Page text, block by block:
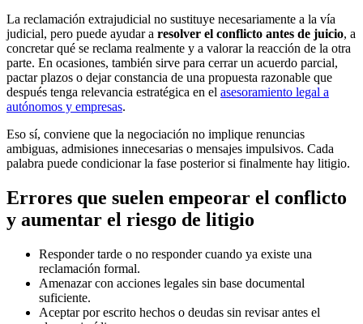
La reclamación extrajudicial no sustituye necesariamente a la vía
judicial, pero puede ayudar a resolver el conflicto antes de juicio, a
concretar qué se reclama realmente y a valorar la reacción de la otra
parte. En ocasiones, también sirve para cerrar un acuerdo parcial,
pactar plazos o dejar constancia de una propuesta razonable que
después tenga relevancia estratégica en el asesoramiento legal a
autónomos y empresas.
Eso sí, conviene que la negociación no implique renuncias
ambiguas, admisiones innecesarias o mensajes impulsivos. Cada
palabra puede condicionar la fase posterior si finalmente hay litigio.
Errores que suelen empeorar el conflicto
y aumentar el riesgo de litigio
Responder tarde o no responder cuando ya existe una
reclamación formal.
Amenazar con acciones legales sin base documental
suficiente.
Aceptar por escrito hechos o deudas sin revisar antes el